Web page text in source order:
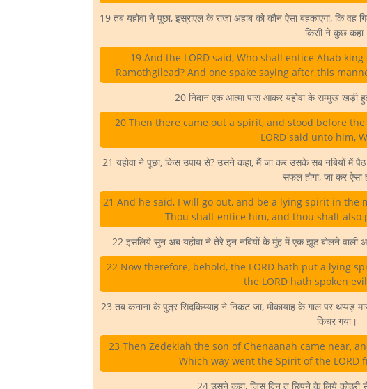
19 तब यहोवा ने पूछा, इस्राएल के राजा अहाब को कौन ऐसा बहकाएगा, कि
किसी ने कुछ कहा।
19 And the LORD said, Who shall entice Ahab
Ramothgilead? And one spake saying after this
20 निदान एक आत्मा पास आकर यहोवा के सम्मुख खड़ी
20 Then there came out a spirit, and stood before
LORD said unto him,
21 यहोवा ने पूछा, किस उपाय से? उसने कहा, मैं जा कर उसके सब नबियों में
सफल होगा, जा कर ऐसा
21 And he said, I will go out, and be a lying spirit in
Thou shalt entice him, and thou shalt also
22 इसलिये सुन अब यहोवा ने तेरे इन नबियों के मुंह में एक झूठ बोलने वाली
22 Now therefore, behold, the LORD hath put a lying
the LORD hath spoken
23 तब कनाना के पुत्र सिदकिय्याह ने निकट जा, मीकायाह के गाल पर थप्पड़
किधर गया।
23 Then Zedekiah the son of Chenaanah came near,
Which way went the Spirit of the LORD
24 उसने कहा, जिस दिन तू छिपने के लिये कोठरी